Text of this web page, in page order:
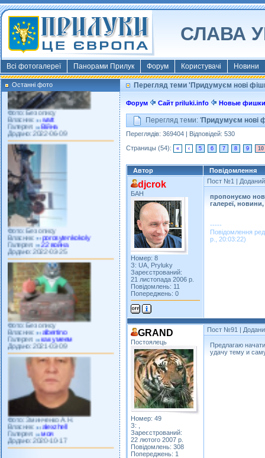
СЛАВА
Всі фотогалереї Панорами Прилук Форум Користувачі Новини
Останні фото
Власник:
morsresistis
Галерея:
Templates
Додано: 2022-11-13
Фото: Без опису
Власник:
watt
Галерея:
Війна
Додано: 2022-06-09
Фото: Без опису
Власник:
porosytenkokoly
Галерея:
Додано: 2022-03-25
Фото: Без опису
Власник:
albertino
Галерея:
как умеем
Додано: 2021-03-09
Фото: Зминченко А.Н.
alexzhell
Галерея:
моя
Додано: 2020-10-17
Перегляд теми 'Придумуєм нові
Форум Сайт priluki.info Новые фишки
Перегляд теми: 'Придумуєм нові
Переглядів: 369404 | Відповідей: 530
Страницы (54):
« ‹ 5 6 7 8 9 10
Автор Повідомлення
djcrok
БАН
Номер: 8
З: UA, Pryluky
Зареєстрований:
21 листопада 2006 р.
Повідомлень: 11
Попереджень: 0
Пост №1 |
пропонуємо
галереї,
-----
Повідомлення
р., 20:03:22)
GRAND
Постоялець
Номер: 49
З: ,
Зареєстрований:
22 лютого 2007 р.
Повідомлень: 308
Попереджень: 1
Пост №91 |
Предлагаю
удачу тему и